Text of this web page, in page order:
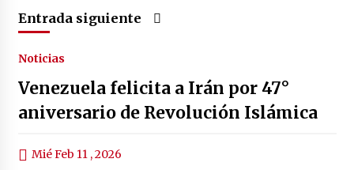
Entrada siguiente
Noticias
Venezuela felicita a Irán por 47°
aniversario de Revolución Islámica
Mié Feb 11 , 2026